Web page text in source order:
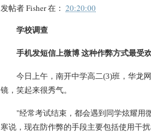
发帖者Fisher在： 20:20:00
学校调查
手机发短信上微博 这种作弊方式最受
今日上午，南开中学高二(3)班，华龙网
镜，笑起来很秀气。
"经常考试结束，都会遇到同学炫耀用微
寒说，现在防作弊的手段主要包括使用干